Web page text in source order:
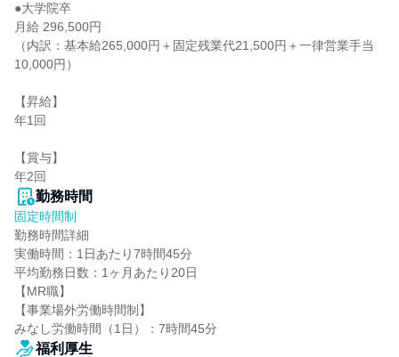
●大学院卒
月給 296,500円
（内訳：基本給265,000円＋固定残業代21,500円＋一律営業手当
10,000円）
【昇給】
年1回
【賞与】
年2回
勤務時間
固定時間制
勤務時間詳細
実働時間：1日あたり7時間45分
平均勤務日数：1ヶ月あたり20日
【MR職】
【事業場外労働時間制】
みなし労働時間（1日）：7時間45分
福利厚生